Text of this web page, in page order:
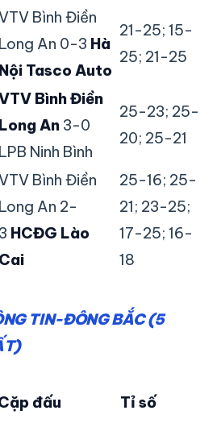
Bình Điền
Long An 0-3 Hà
Nội Tasco Auto
21-25; 15-
25; 21-25
Bình Điền
Long An 3-0
LPB Ninh Bình
25-23; 25-
20; 25-21
Bình Điền
Long An 2-
3 HCĐG Lào
Cai
25-16; 25-
21; 23-25;
17-25; 16-
18
TIN-ĐÔNG BẮC (5
đấu Tỉ số